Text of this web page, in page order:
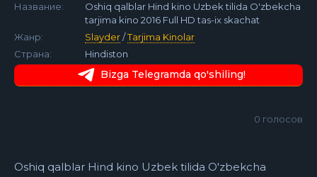
Название:
Oshiq qalblar Hind kino Uzbek tilida O'zbekcha
tarjima kino 2016 Full HD tas-ix skachat
Жанр:
Slayder/Tarjima Kinolar
Страна:
Hindiston
Bizga Telegramda qo'shiling!
0 голосов
Oshiq qalblar Hind kino Uzbek tilida O'zbekcha